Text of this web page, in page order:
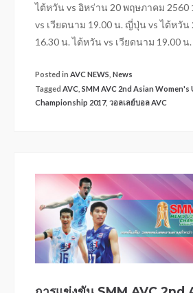
ไต้หวัน vs อิหร่าน 20 พฤษภาคม 2560
vs เวียดนาม 19.00 น. ญี่ปุ่น vs ไต้หวั
16.30 น. ไต้หวัน vs เวียดนาม 19.00
Posted in AVC NEWS News
Tagged AVC SMM AVC 2nd Asian Women's
Championship 2017, วอลเลย์บอล AVC